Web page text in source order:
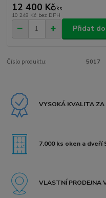
12 400 Kč/ks
10 248 Kč bez DPH
Přidat
Číslo produktu: 5017
VYSOKÁ KVALITA
7.000 ks oken a dveří
VLASTNÍ PRODEJNA